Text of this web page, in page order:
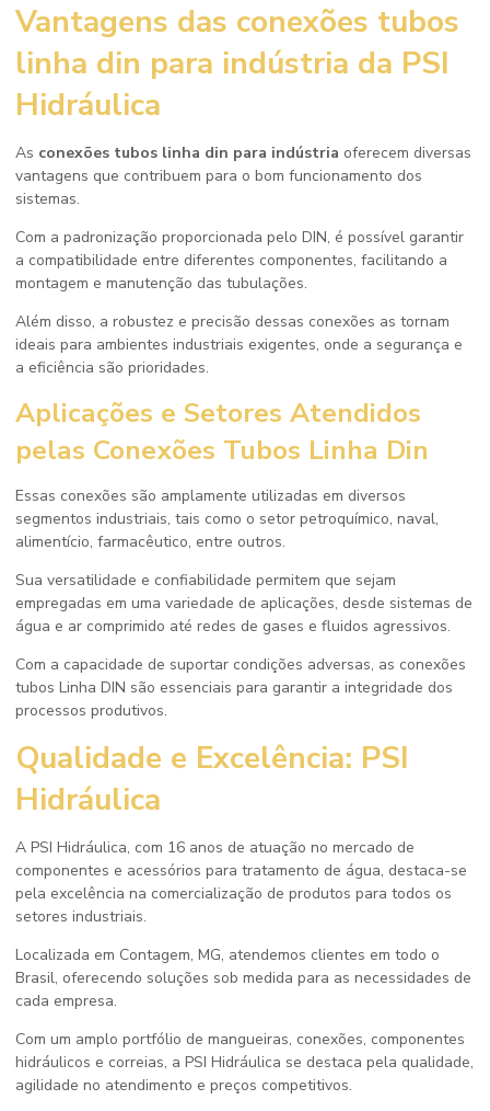
Vantagens das conexões tubos
linha din para indústria da PSI
Hidráulica
As conexões tubos linha din para indústria oferecem diversas
vantagens que contribuem para o bom funcionamento dos
sistemas.
Com a padronização proporcionada pelo DIN, é possível garantir
a compatibilidade entre diferentes componentes, facilitando a
montagem e manutenção das tubulações.
Além disso, a robustez e precisão dessas conexões as tornam
ideais para ambientes industriais exigentes, onde a segurança e
a eficiência são prioridades.
Aplicações e Setores Atendidos
pelas Conexões Tubos Linha Din
Essas conexões são amplamente utilizadas em diversos
segmentos industriais, tais como o setor petroquímico, naval,
alimentício, farmacêutico, entre outros.
Sua versatilidade e confiabilidade permitem que sejam
empregadas em uma variedade de aplicações, desde sistemas de
água e ar comprimido até redes de gases e fluidos agressivos.
Com a capacidade de suportar condições adversas, as conexões
tubos Linha DIN são essenciais para garantir a integridade dos
processos produtivos.
Qualidade e Excelência: PSI
Hidráulica
A PSI Hidráulica, com 16 anos de atuação no mercado de
componentes e acessórios para tratamento de água, destaca-se
pela excelência na comercialização de produtos para todos os
setores industriais.
Localizada em Contagem, MG, atendemos clientes em todo o
Brasil, oferecendo soluções sob medida para as necessidades de
cada empresa.
Com um amplo portfólio de mangueiras, conexões, componentes
hidráulicos e correias, a PSI Hidráulica se destaca pela qualidade,
agilidade no atendimento e preços competitivos.